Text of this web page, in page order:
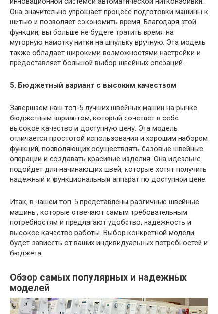
Она значительно упрощает процесс подготовки машины к
шитью и позволяет сэкономить время. Благодаря этой
функции, вы больше не будете тратить время на
муторную намотку нитки на шпульку вручную. Эта модель
также обладает широкими возможностями настройки и
предоставляет большой выбор швейных операций.
5. Бюджетный вариант с высоким качеством
Завершаем наш топ-5 лучших швейных машин на рынке
бюджетным вариантом, который сочетает в себе
высокое качество и доступную цену. Эта модель
отличается простотой использования и хорошим набором
функций, позволяющих осуществлять базовые швейные
операции и создавать красивые изделия. Она идеально
подойдет для начинающих швей, которые хотят получить
надежный и функциональный аппарат по доступной цене.
Итак, в нашем топ-5 представлены различные швейные
машины, которые отвечают самым требовательным
потребностям и предлагают удобство, надежность и
высокое качество работы. Выбор конкретной модели
будет зависеть от ваших индивидуальных потребностей и
бюджета.
Обзор самых популярных и надежных
моделей